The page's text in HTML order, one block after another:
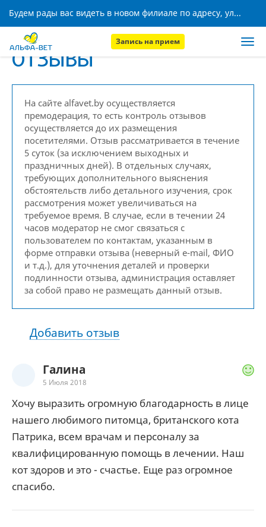
Будем рады вас видеть в новом филиале по адресу, ул. Кижеватова, 8!
Запись на прием
ОТЗЫВЫ
На сайте alfavet.by осуществляется
премодерация, то есть контроль отзывов
осуществляется до их размещения
посетителями. Отзыв рассматривается в течение
5 суток (за исключением выходных и
праздничных дней). В отдельных случаях,
требующих дополнительного выяснения
обстоятельств либо детального изучения, срок
рассмотрения может увеличиваться на
требуемое время. В случае, если в течении 24
часов модератор не смог связаться с
пользователем по контактам, указанным в
форме отправки отзыва (неверный e-mail, ФИО
и т.д.), для уточнения деталей и проверки
подлинности отзыва, администрация оставляет
за собой право не размещать данный отзыв.
Добавить отзыв
Галина
5 Июля 2018
Хочу выразить огромную благодарность в лице
нашего любимого питомца, британского кота
Патрика, всем врачам и персоналу за
квалифицированную помощь в лечении. Наш
кот здоров и это - счастье. Еще раз огромное
спасибо.